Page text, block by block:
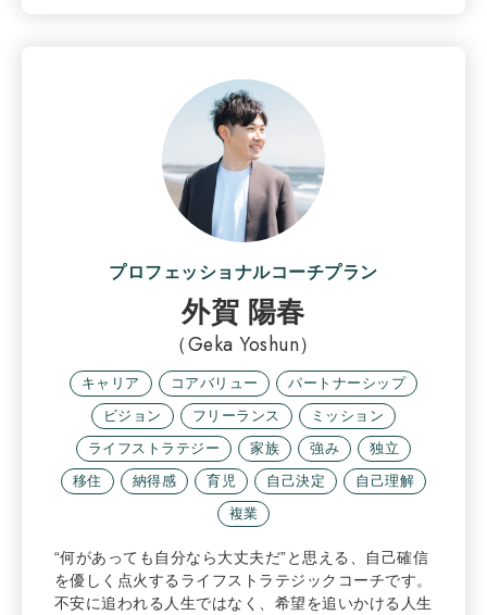
プロフェッショナルコーチプラン
外賀 陽春
（Geka Yoshun）
キャリア コアバリュー
パートナーシップ
ビジョン
フリーランス
ミッション
ライフストラテジー
家族 強み
独立
移住
納得感 育児 自己決定
自己理解
複業
“何があっても自分なら大丈夫だ”と思える、自己確信
を優しく点火するライフストラテジックコーチです。
不安に追われる人生ではなく、希望を追いかける人生